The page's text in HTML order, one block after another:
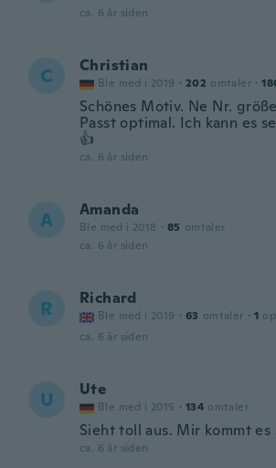
ca. 6 år siden
C Christian
Ble med i 2019 · 202 omtaler ·
Schönes Motiv. Ne Nr.
Passt optimal. Ich kann es
👍
ca. 6 år siden
A Amanda
Ble med i 2018 · 85 omtaler
ca. 6 år siden
R Richard
Ble med i 2019 · 63 omtaler · 1
ca. 6 år siden
U Ute
Ble med i 2015 · 134 omtaler
Sieht toll aus. Mir kommt es
ca. 6 år siden